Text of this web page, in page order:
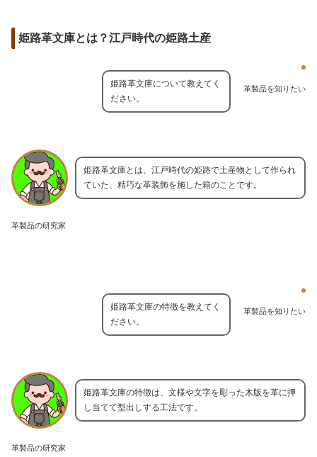
姫路革文庫とは？江戸時代の姫路土産
革製品を知りたい
姫路革文庫について教えてく
ださい。
革製品の研究家
姫路革文庫とは、江戸時代の姫路で土産物として作られ
ていた、精巧な革装飾を施した箱のことです。
革製品を知りたい
姫路革文庫の特徴を教えてく
ださい。
革製品の研究家
姫路革文庫の特徴は、文様や文字を彫った木版を革に押
し当てて型出しする工法です。